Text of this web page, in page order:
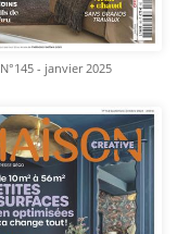
N°145 - janvier 2025